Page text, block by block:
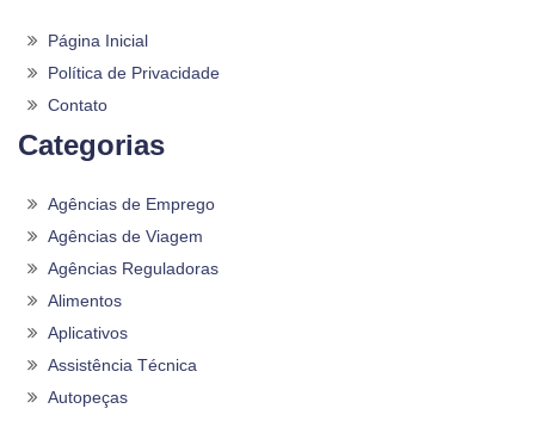
Página Inicial
Política de Privacidade
Contato
Categorias
Agências de Emprego
Agências de Viagem
Agências Reguladoras
Alimentos
Aplicativos
Assistência Técnica
Autopeças